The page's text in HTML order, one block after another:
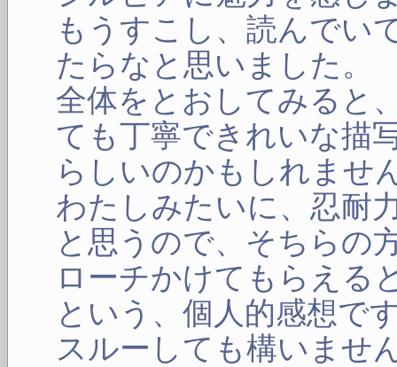
もうすこし、読んでい
たらなと思いました。
全体をとおしてみると
ても丁寧できれいな描
らしいのかもしれませ
わたしみたいに、忍耐
と思うので、そちらの
ローチかけてもらえる
という、個人的感想で
スルーしても構いませ